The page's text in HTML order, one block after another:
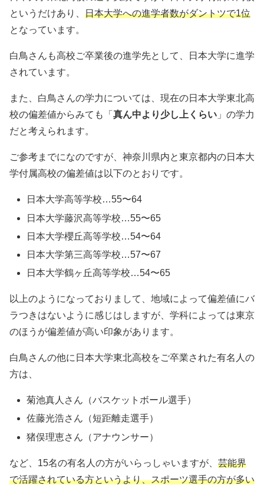
というだけあり、 日本大学への進学者数がダントツで1位
となっています。
白鳥さんも高校ご卒業後の進学先として、日本大学に進学
されています。
また、白鳥さんの学力については、現在の日本大学東北高
校の偏差値からみても「 真ん中より少し上くらい 」の学力
だと考えられます。
ご参考までになのですが、神奈川県内と東京都内の日本大
学付属高校の偏差値は以下のとおりです。
日本大学高等学校…55〜64
日本大学藤沢高等学校…55〜65
日本大学櫻丘高等学校…54〜64
日本大学第三高等学校…57〜67
日本大学鶴ヶ丘高等学校…54〜65
以上のようになっておりまして、地域によって偏差値にバ
ラつきはないように感じはしますが、学科によっては東京
のほうが偏差値が高い印象があります。
白鳥さんの他に日本大学東北高校をご卒業された有名人の
方は、
菊池真人さん（バスケットボール選手）
佐藤光浩さん（短距離走選手）
猪俣理恵さん（アナウンサー）
など、15名の有名人の方がいらっしゃいますが、 芸能界
で活躍されている方というより、スポーツ選手の方が多い